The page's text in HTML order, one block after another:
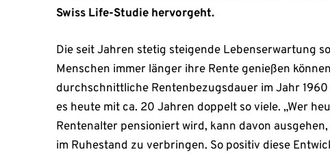
Swiss Life-Studie hervorgeht.
Die seit Jahren stetig steigende Lebenserwartung
Menschen immer länger ihre Rente genießen
durchschnittliche Rentenbezugsdauer im Jahr
es heute mit ca. 20 Jahren doppelt so viele. „Wer
Rentenalter pensioniert wird, kann davon
im Ruhestand zu verbringen. So positiv diese